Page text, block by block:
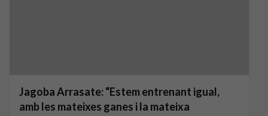
Jagoba Arrasate: “Estem entrenant igual,
amb les mateixes ganes i la mateixa